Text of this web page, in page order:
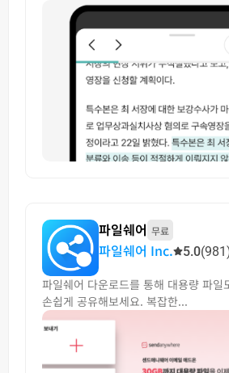
파일쉐어 무료
파일쉐어 Inc. 5.0
파일쉐어 다운로드를 통해 대용량 파일
손쉽게 공유해보세요. 복잡한...